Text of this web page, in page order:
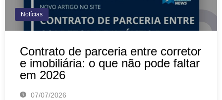
Notícias
Contrato de parceria entre corretor
e imobiliária: o que não pode faltar
em 2026
07/07/2026